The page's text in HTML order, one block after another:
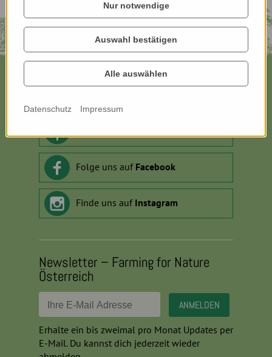
Kontaktiere uns:
Folge uns auf Facebook
Finde uns auf Instagram
Newsletter – Farming for Nature
Österreich
Erhalte ein bis zweimal pro Monat Updates per
E-Mail. Du kannst dich jederzeit wieder
Nur notwendige
Auswahl bestätigen
Alle auswählen
Datenschutz Impressum